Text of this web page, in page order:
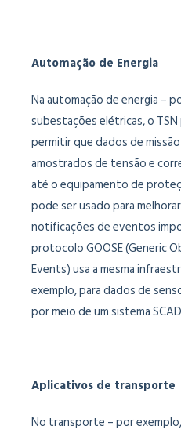
Automação de Energia
Na automação de energia –
subestações elétricas, o
permitir que dados de
amostrados de tensão e
até o equipamento de
pode ser usado para
notificações de eventos
protocolo GOOSE (Generic
Events) usa a mesma
exemplo, para dados de
por meio de um sistema
Aplicativos de transporte
No transporte – por